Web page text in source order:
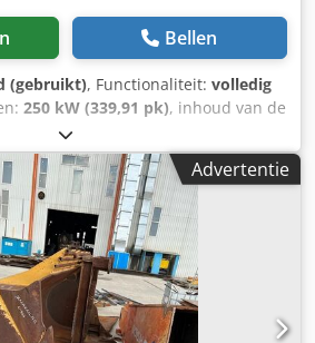
Bellen
(gebruikt), Functionaliteit: volledig
250 kW (339,91 pk), inhoud van de
, machine-/voertuignummer:
, UITSTEKENDE STAAT Dcjdpfx Aeyl
Advertentie